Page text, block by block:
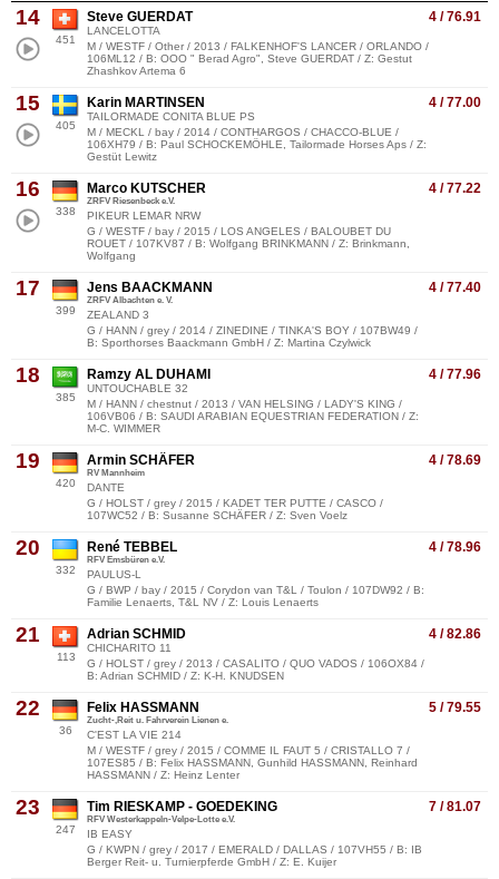
14
451
4 / 76.91
Steve GUERDAT
LANCELOTTA
M / WESTF / Other / 2013 / FALKENHOF'S LANCER / ORLANDO /
106ML12 / B: OOO " Berad Agro", Steve GUERDAT / Z: Gestut
Zhashkov Artema 6
15
405
4 / 77.00
Karin MARTINSEN
TAILORMADE CONITA BLUE PS
M / MECKL / bay / 2014 / CONTHARGOS / CHACCO-BLUE /
106XH79 / B: Paul SCHOCKEMÖHLE, Tailormade Horses Aps / Z:
Gestüt Lewitz
16
338
4 / 77.22
Marco KUTSCHER
ZRFV Riesenbeck e.V.
PIKEUR LEMAR NRW
G / WESTF / bay / 2015 / LOS ANGELES / BALOUBET DU
ROUET / 107KV87 / B: Wolfgang BRINKMANN / Z: Brinkmann,
Wolfgang
17
399
4 / 77.40
Jens BAACKMANN
ZRFV Albachten e. V.
ZEALAND 3
G / HANN / grey / 2014 / ZINEDINE / TINKA'S BOY / 107BW49 /
B: Sporthorses Baackmann GmbH / Z: Martina Czylwick
18
385
4 / 77.96
Ramzy AL DUHAMI
UNTOUCHABLE 32
M / HANN / chestnut / 2013 / VAN HELSING / LADY'S KING /
106VB06 / B: SAUDI ARABIAN EQUESTRIAN FEDERATION / Z:
M-C. WIMMER
19
420
4 / 78.69
Armin SCHÄFER
RV Mannheim
DANTE
G / HOLST / grey / 2015 / KADET TER PUTTE / CASCO /
107WC52 / B: Susanne SCHÄFER / Z: Sven Voelz
20
332
4 / 78.96
René TEBBEL
RFV Emsbüren e.V.
PAULUS-L
G / BWP / bay / 2015 / Corydon van T&L / Toulon / 107DW92 / B:
Familie Lenaerts, T&L NV / Z: Louis Lenaerts
21
113
4 / 82.86
Adrian SCHMID
CHICHARITO 11
G / HOLST / grey / 2013 / CASALITO / QUO VADOS / 106OX84 /
B: Adrian SCHMID / Z: K-H. KNUDSEN
22
36
5 / 79.55
Felix HASSMANN
Zucht-,Reit u. Fahrverein Lienen e.
C'EST LA VIE 214
M / WESTF / grey / 2015 / COMME IL FAUT 5 / CRISTALLO 7 /
107ES85 / B: Felix HASSMANN, Gunhild HASSMANN, Reinhard
HASSMANN / Z: Heinz Lenter
23
247
7 / 81.07
Tim RIESKAMP - GOEDEKING
RFV Westerkappeln-Velpe-Lotte e.V.
IB EASY
G / KWPN / grey / 2017 / EMERALD / DALLAS / 107VH55 / B: IB
Berger Reit- u. Turnierpferde GmbH / Z: E. Kuijer